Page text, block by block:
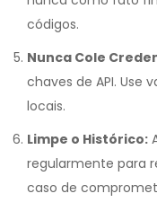
códigos.
Nunca Cole
chaves de API. Use
locais.
Limpe o Histórico:
regularmente para
caso de